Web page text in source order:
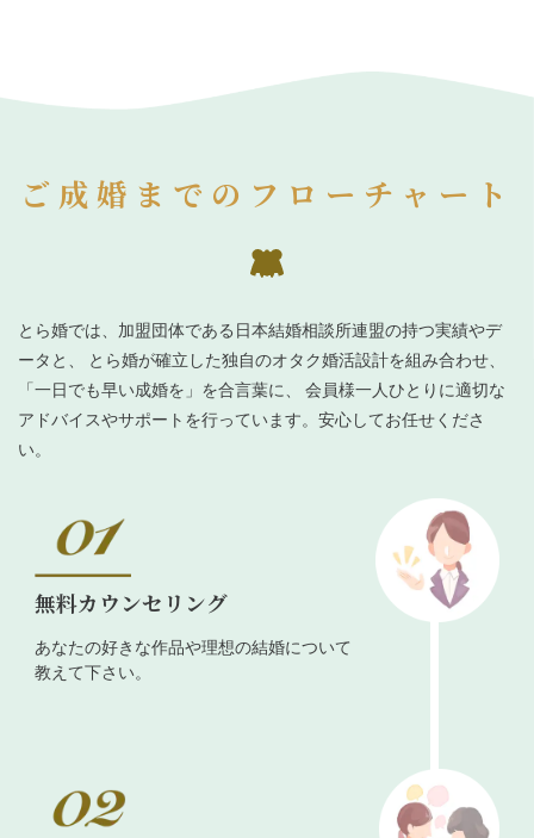
ご成婚までのフローチャート
とら婚では、加盟団体である日本結婚相談所連盟の持つ実績やデ
ータと、 とら婚が確立した独自のオタク婚活設計を組み合わせ、
「一日でも早い成婚を」を合言葉に、 会員様一人ひとりに適切な
アドバイスやサポートを行っています。安心してお任せくださ
い。
無料カウンセリング
あなたの好きな作品や理想の結婚について
教えて下さい。